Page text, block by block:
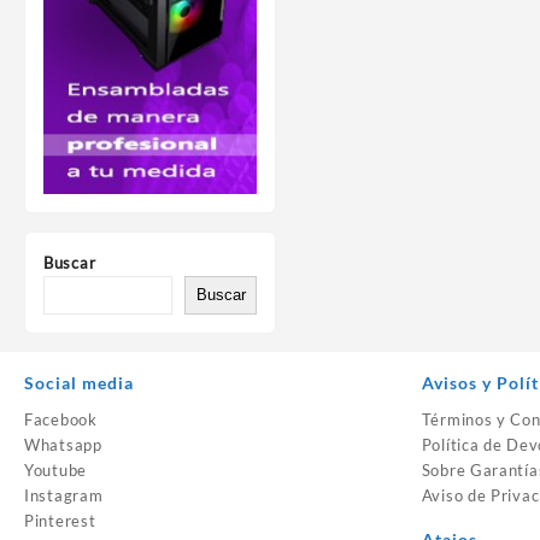
Buscar
Buscar
Social media
Facebook
Whatsapp
Youtube
Instagram
Pinterest
Avisos y
Términos y
Política de
Sobre
Aviso de